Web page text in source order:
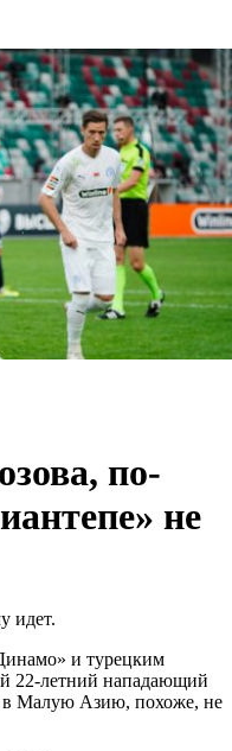
по-
не
идет.
и турецким
22-летний нападающий
в Малую Азию, похоже, не